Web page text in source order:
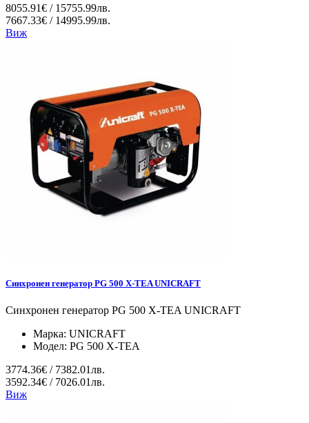
8055.91€ / 15755.99лв.
7667.33€ / 14995.99лв.
Виж
Синхронен генератор PG 500 X-TEA UNICRAFT
Синхронен генератор PG 500 X-TEA UNICRAFT
Марка: UNICRAFT
Модел: PG 500 X-TEA
3774.36€ / 7382.01лв.
3592.34€ / 7026.01лв.
Виж